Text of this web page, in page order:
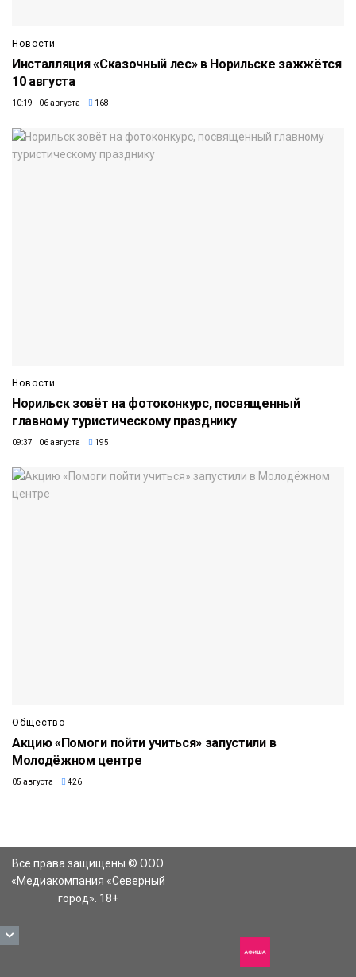
Новости
Инсталляция «Сказочный лес» в Норильске зажжётся
10 августа
10:19 06 августа 168
Новости
Норильск зовёт на фотоконкурс, посвященный
главному туристическому празднику
09:37 06 августа 195
Общество
Акцию «Помоги пойти учиться» запустили в
Молодёжном центре
05 августа 426
Все права защищены © ООО
«Медиакомпания «Северный
город». 18+